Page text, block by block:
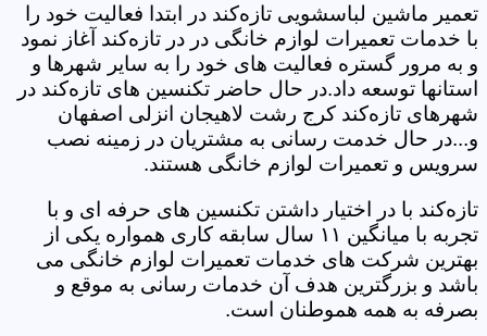
تعمیر ماشین لباسشویی تازه‌کند در ابتدا فعالیت خود را
با خدمات تعمیرات لوازم خانگی در در تازه‌کند آغاز نمود
و به مرور گستره فعالیت های خود را به سایر شهرها و
استانها توسعه داد.در حال حاضر تکنسین های تازه‌کند در
شهرهای تازه‌کند کرج رشت لاهیجان انزلی اصفهان
و...در حال خدمت رسانی به مشتریان در زمینه نصب
سرویس و تعمیرات لوازم خانگی هستند.
تازه‌کند با در اختیار داشتن تکنسین های حرفه ای و با
تجربه با میانگین ۱۱ سال سابقه کاری همواره یکی از
بهترین شرکت های خدمات تعمیرات لوازم خانگی می
باشد و بزرگترین هدف آن خدمات رسانی به موقع و
بصرفه به همه هموطنان است.